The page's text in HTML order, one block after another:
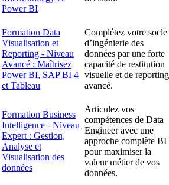
Power BI
Formation Data
Visualisation et
Reporting - Niveau
Avancé : Maîtrisez
Power BI, SAP BI 4
et Tableau
Complétez votre socle
d’ingénierie des
données par une forte
capacité de restitution
visuelle et de reporting
avancé.
Formation Business
Intelligence - Niveau
Expert : Gestion,
Analyse et
Visualisation des
données
Articulez vos
compétences de Data
Engineer avec une
approche complète BI
pour maximiser la
valeur métier de vos
données.